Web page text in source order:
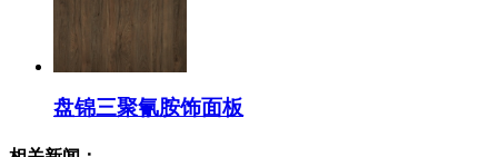
盘锦三聚氰胺饰面板